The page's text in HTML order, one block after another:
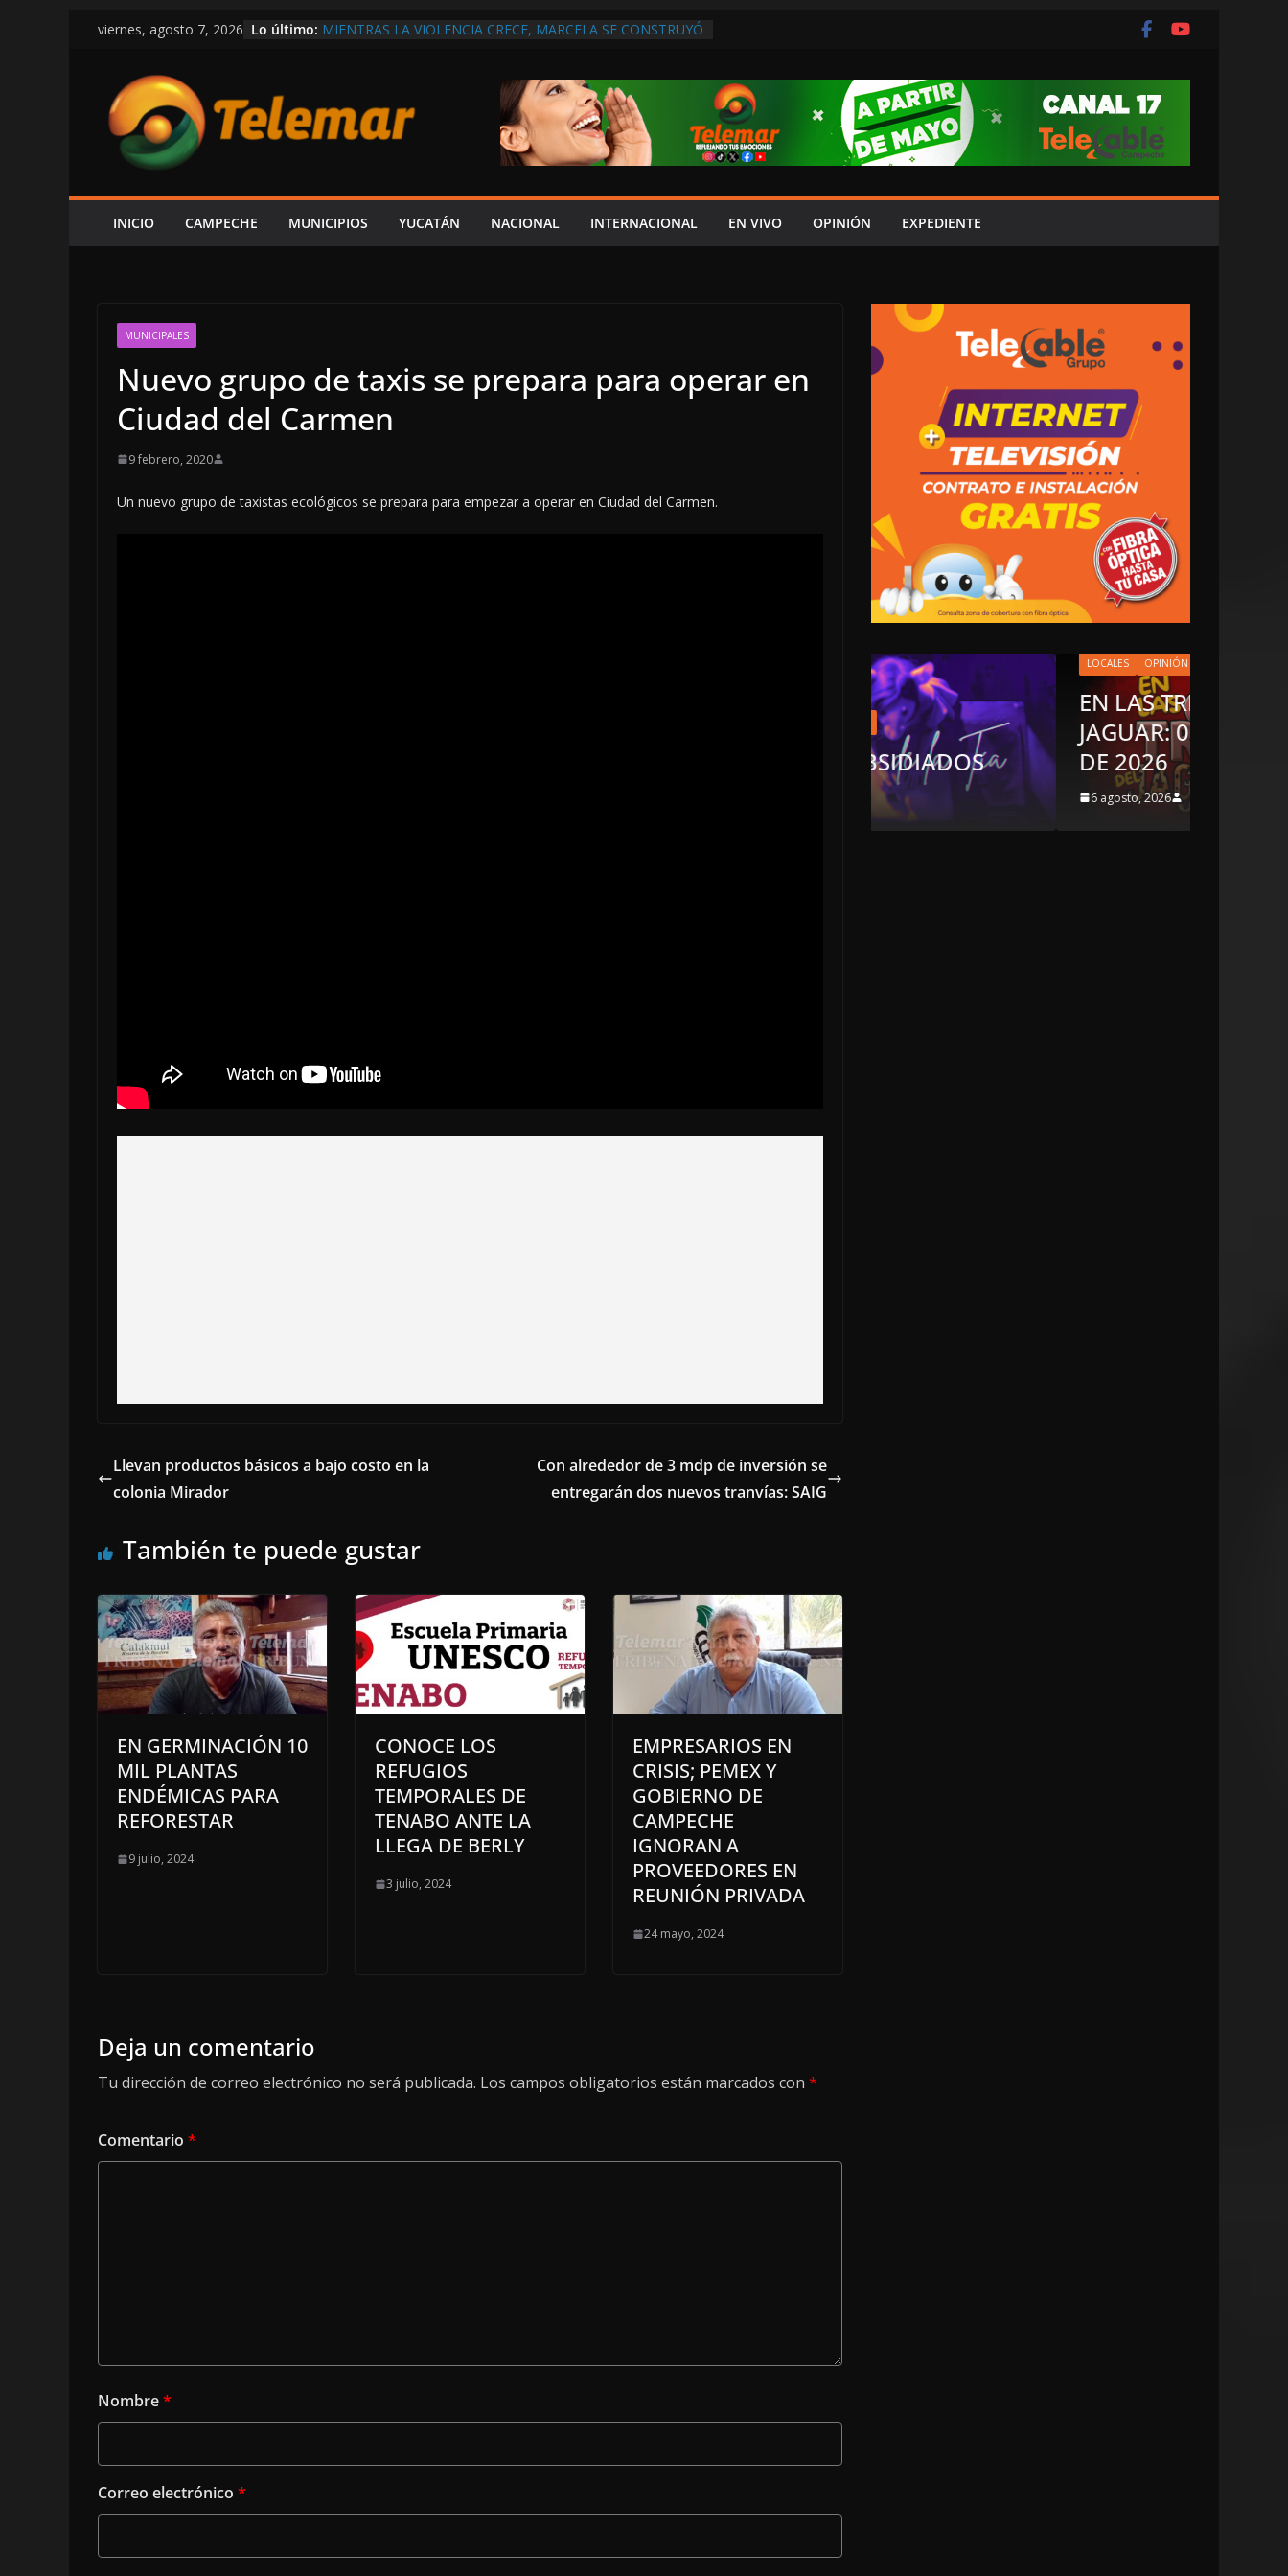
Saltar
contenido
viernes, agosto 7, 2026 Lo último: MIENTRAS LA VIOLENCIA CRECE, MARCELA SE CONSTRUYÓ
ECONOMÍA Y GENERAR EMPLEOS
AUNQUE PROTEXA NO PAGA A PROVEEDORES, PEMEX LA
PREMIA CON CONTRATO
CONFIRMA REHN QUE HAY UN PROYECTO PARA
CONSTRUIR CENTRO CULTURAL MULTIFUNCIONAL EN EL
ESPERA ALCUDIA AUTORIZACIÓN MÉDICA PARA FIJAR
AUDIENCIA AL PRESUNTO RESPONSABLE DEL ACCIDENTE
INICIO CAMPECHE MUNICIPIOS YUCATÁN NACIONAL INTERNACIONAL EN VIVO OPINIÓN EXPEDIENTE
MUNICIPALES
Nuevo grupo de taxis se prepara para operar en
Ciudad del Carmen
9 febrero, 2020
Un nuevo grupo de taxistas ecológicos se prepara para empezar a operar en Ciudad del Carmen.
Llevan productos básicos a bajo costo en la
colonia Mirador
Con alrededor de 3 mdp de inversión se
entregarán dos nuevos tranvías: SAIG
También te puede gustar
EN GERMINACIÓN 10
MIL PLANTAS
ENDÉMICAS PARA
REFORESTAR
9 julio, 2024
CONOCE LOS
REFUGIOS
TEMPORALES DE
TENABO ANTE LA
LLEGA DE BERLY
3 julio, 2024
EMPRESARIOS EN
CRISIS; PEMEX Y
GOBIERNO DE
CAMPECHE
IGNORAN A
PROVEEDORES EN
REUNIÓN PRIVADA
24 mayo, 2024
Deja un comentario
Tu dirección de correo electrónico no será publicada. Los campos obligatorios están marcados con *
Comentario *
Nombre*
Correo electrónico *
LOCALES
EN LAS TRIPAS DEL
JAGUAR: 06 DE AGOSTO
DE 2026